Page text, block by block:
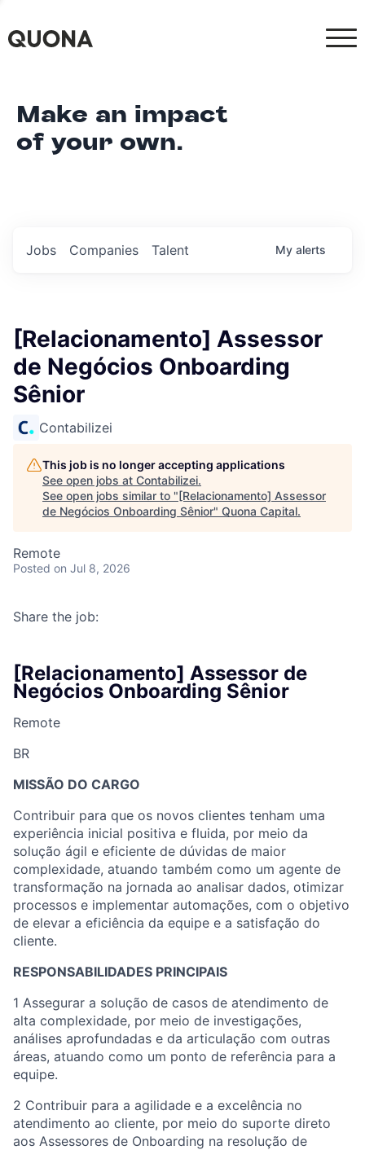
Make an impact
of your own.
Jobs Companies Talent My alerts
[Relacionamento] Assessor
de Negócios Onboarding
Sênior
Contabilizei
This job is no longer accepting applications
See open jobs at Contabilizei.
See open jobs similar to "[Relacionamento] Assessor
de Negócios Onboarding Sênior" Quona Capital.
Remote
Posted on Jul 8, 2026
Share the job:
[Relacionamento] Assessor de
Negócios Onboarding Sênior
Remote
BR
MISSÃO DO CARGO
Contribuir para que os novos clientes tenham uma
experiência inicial positiva e fluida, por meio da
solução ágil e eficiente de dúvidas de maior
complexidade, atuando também como um agente de
transformação na jornada ao analisar dados, otimizar
processos e implementar automações, com o objetivo
de elevar a eficiência da equipe e a satisfação do
cliente.
RESPONSABILIDADES PRINCIPAIS
1 Assegurar a solução de casos de atendimento de
alta complexidade, por meio de investigações,
análises aprofundadas e da articulação com outras
áreas, atuando como um ponto de referência para a
equipe.
2 Contribuir para a agilidade e a excelência no
atendimento ao cliente, por meio do suporte direto
aos Assessores de Onboarding na resolução de